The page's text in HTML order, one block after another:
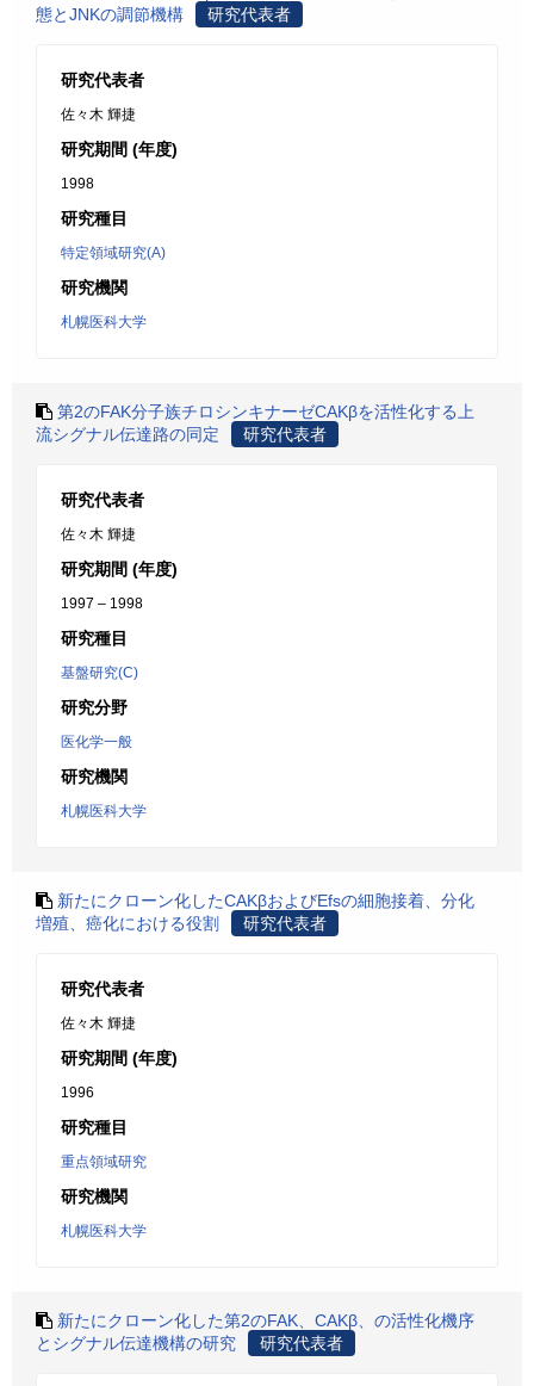
態とJNKの調節機構
研究代表者
研究代表者
佐々木 輝捷
研究期間 (年度)
1998
研究種目
特定領域研究(A)
研究機関
札幌医科大学
第2のFAK分子族チロシンキナーゼCAKβを活性化する上
流シグナル伝達路の同定
研究代表者
研究代表者
佐々木 輝捷
研究期間 (年度)
1997 – 1998
研究種目
基盤研究(C)
研究分野
医化学一般
研究機関
札幌医科大学
新たにクローン化したCAKβおよびEfsの細胞接着、分化
増殖、癌化における役割
研究代表者
研究代表者
佐々木 輝捷
研究期間 (年度)
1996
研究種目
重点領域研究
研究機関
札幌医科大学
新たにクローン化した第2のFAK、CAKβ、の活性化機序
とシグナル伝達機構の研究
研究代表者